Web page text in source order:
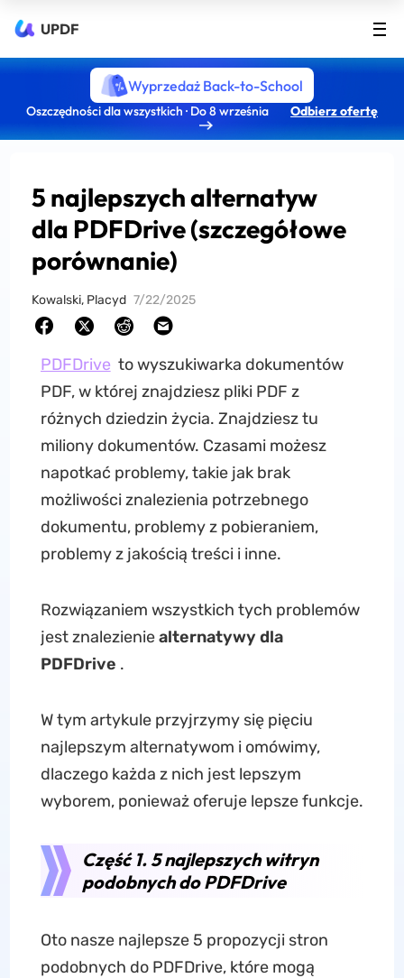
UPDF
Wyprzedaż Back-to-School
Oszczędności dla wszystkich · Do 8 września Odbierz ofertę
5 najlepszych alternatyw
dla PDFDrive (szczegółowe
porównanie)
Kowalski, Placyd 7/22/2025
PDFDrive to wyszukiwarka dokumentów
PDF, w której znajdziesz pliki PDF z
różnych dziedzin życia. Znajdziesz tu
miliony dokumentów. Czasami możesz
napotkać problemy, takie jak brak
możliwości znalezienia potrzebnego
dokumentu, problemy z pobieraniem,
problemy z jakością treści i inne.
Rozwiązaniem wszystkich tych problemów
jest znalezieniealternatywy dla
PDFDrive .
W tym artykule przyjrzymy się pięciu
najlepszym alternatywom i omówimy,
dlaczego każda z nich jest lepszym
wyborem, ponieważ oferuje lepsze funkcje.
Część 1. 5 najlepszych witryn
podobnych do PDFDrive
Oto nasze najlepsze 5 propozycji stron
podobnych do PDFDrive, które mogą